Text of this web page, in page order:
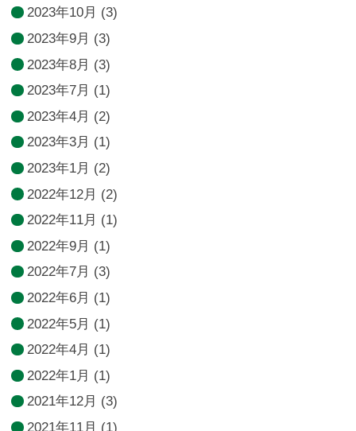
2023年10月 (3)
2023年9月 (3)
2023年8月 (3)
2023年7月 (1)
2023年4月 (2)
2023年3月 (1)
2023年1月 (2)
2022年12月 (2)
2022年11月 (1)
2022年9月 (1)
2022年7月 (3)
2022年6月 (1)
2022年5月 (1)
2022年4月 (1)
2022年1月 (1)
2021年12月 (3)
2021年11月 (1)